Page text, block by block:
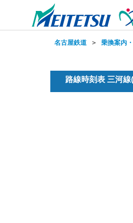
名古屋鉄道 ＞ 乗換案内
路線時刻表 三河